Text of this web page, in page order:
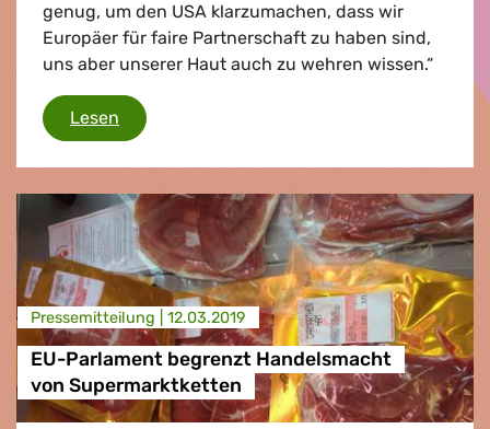
genug, um den USA klarzumachen, dass wir
Europäer für faire Partnerschaft zu haben sind,
uns aber unserer Haut auch zu wehren wissen.“
Lesen Grüne/EFA lehnen Verhandlungen ab, die
Presse­mitteilung | 12.03.2019
EU-Parlament begrenzt Handelsmacht
von Supermarktketten